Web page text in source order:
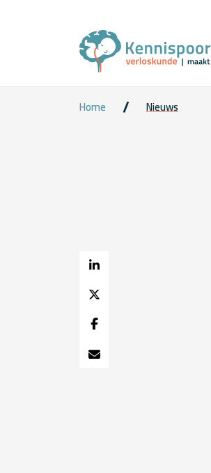
Home Nieuws